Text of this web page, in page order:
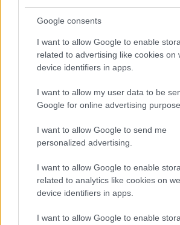
Google consents
I want to allow Google to enable
related to advertising like cookies on
device identifiers in apps.
I want to allow my user data to be
Google for online advertising
I want to allow Google to send me
personalized advertising.
I want to allow Google to enable
related to analytics like cookies on
device identifiers in apps.
I want to allow Google to enable
E-